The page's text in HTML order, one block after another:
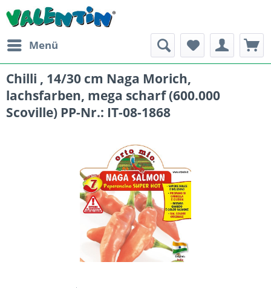
Menü
Chilli , 14/30 cm Naga Morich,
lachsfarben, mega scharf (600.000
Scoville) PP-Nr.: IT-08-1868